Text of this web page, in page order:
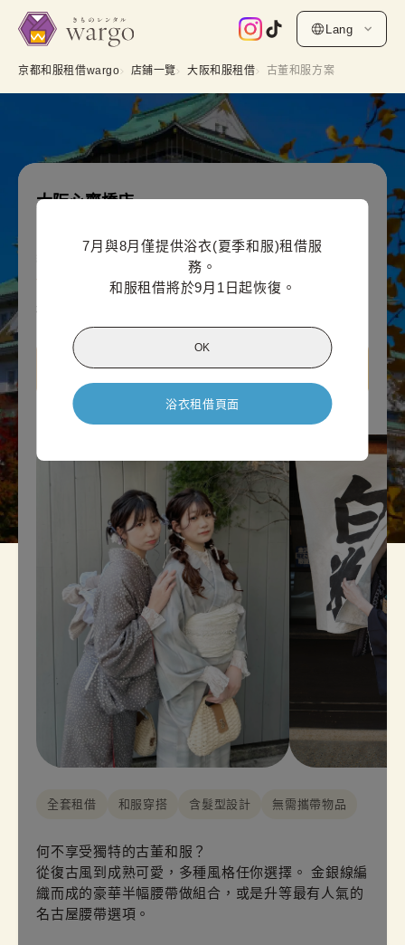
Lang
京都和服租借wargo 店鋪一覽 大阪和服租借 古董和服方案
7月與8月僅提供浴衣(夏季和服)租借服
務。
和服租借將於9月1日起恢復。
OK
浴衣租借頁面
大阪心齋橋店
¥ 5,500(含稅)~
¥6,600
查看大阪心齋橋店資訊
全套租借 和服穿搭 含髮型設計 無需攜帶物品
何不享受獨特的古董和服？
從復古風到成熟可愛，多種風格任你選擇。 金銀線編
織而成的豪華半幅腰帶做組合，或是升等最有人氣的
名古屋腰帶選項。